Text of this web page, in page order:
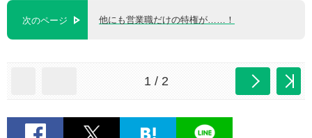
次のページ 他にも営業職だけの特権が……！
1 / 2